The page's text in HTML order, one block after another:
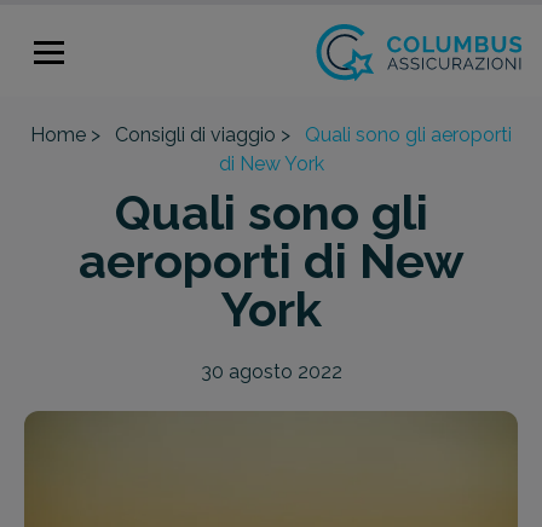
Home > Consigli di viaggio >
Quali sono gli aeroporti
di New York
Quali sono gli
aeroporti di New
York
30 agosto 2022